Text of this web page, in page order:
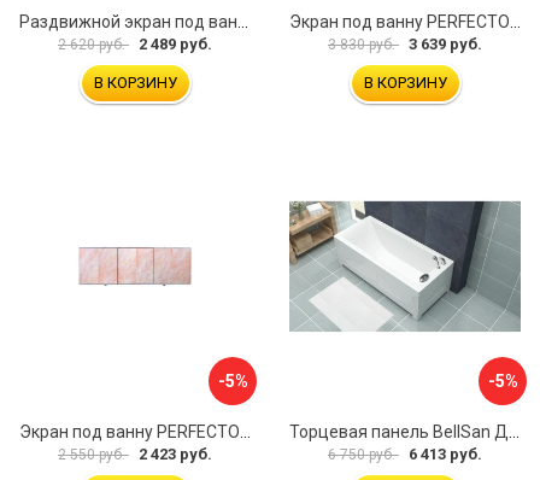
2 620 руб. 2 489 руб.
В КОРЗИНУ
3 830 руб. 3 639 руб.
В КОРЗИНУ
-5%
Экран под ванну PERFECTO LINEA 36-000157
2 550 руб. 2 423 руб.
-5%
Торцевая панель BellSan Даниелла 4627171531049
6 750 руб. 6 413 руб.